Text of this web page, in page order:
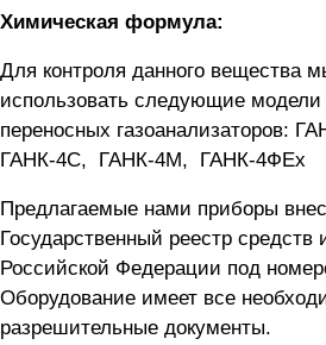
Химическая формула:
Для контроля данного вещества
использовать следующие модели
переносных газоанализаторов:
ГАНК-4C, ГАНК-4М, ГАНК-4ФEx
Предлагаемые нами приборы
Государственный реестр
Российской Федерации под
Оборудование имеет все
разрешительные документы.